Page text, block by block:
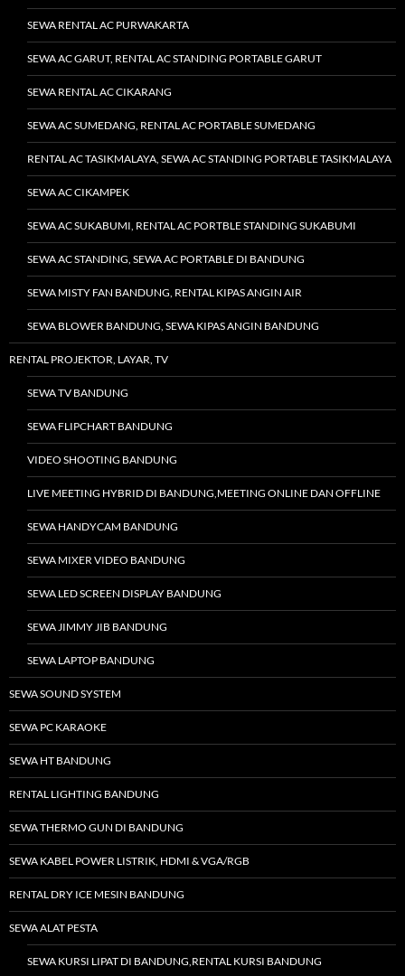
SEWA RENTAL AC PURWAKARTA
SEWA AC GARUT, RENTAL AC STANDING PORTABLE GARUT
SEWA RENTAL AC CIKARANG
SEWA AC SUMEDANG, RENTAL AC PORTABLE SUMEDANG
RENTAL AC TASIKMALAYA, SEWA AC STANDING PORTABLE TASIKMALAYA
SEWA AC CIKAMPEK
SEWA AC SUKABUMI, RENTAL AC PORTBLE STANDING SUKABUMI
SEWA AC STANDING, SEWA AC PORTABLE DI BANDUNG
SEWA MISTY FAN BANDUNG, RENTAL KIPAS ANGIN AIR
SEWA BLOWER BANDUNG, SEWA KIPAS ANGIN BANDUNG
RENTAL PROJEKTOR, LAYAR, TV
SEWA TV BANDUNG
SEWA FLIPCHART BANDUNG
VIDEO SHOOTING BANDUNG
LIVE MEETING HYBRID DI BANDUNG,MEETING ONLINE DAN OFFLINE
SEWA HANDYCAM BANDUNG
SEWA MIXER VIDEO BANDUNG
SEWA LED SCREEN DISPLAY BANDUNG
SEWA JIMMY JIB BANDUNG
SEWA LAPTOP BANDUNG
SEWA SOUND SYSTEM
SEWA PC KARAOKE
SEWA HT BANDUNG
RENTAL LIGHTING BANDUNG
SEWA THERMO GUN DI BANDUNG
SEWA KABEL POWER LISTRIK, HDMI & VGA/RGB
RENTAL DRY ICE MESIN BANDUNG
SEWA ALAT PESTA
SEWA KURSI LIPAT DI BANDUNG,RENTAL KURSI BANDUNG